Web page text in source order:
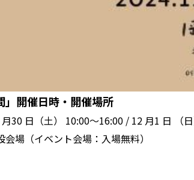
開催⽇時・開催場所
30 ⽇（⼟） 10:00〜16:00 / 12 ⽉1 ⽇ （
場（イベント会場：⼊場無料）